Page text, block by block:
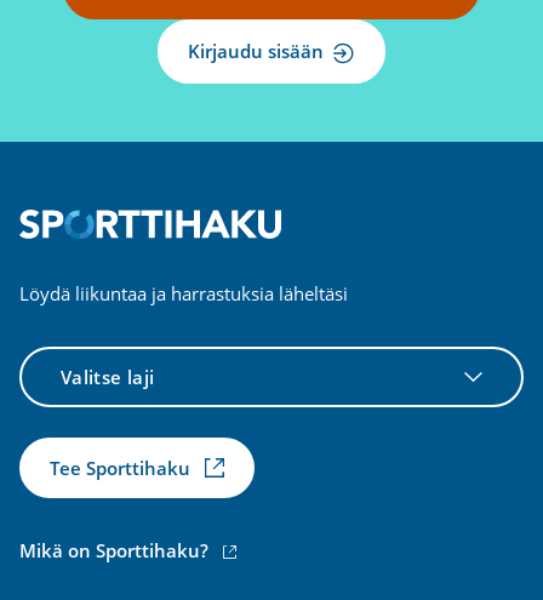
Kirjaudu sisään
Löydä liikuntaa ja harrastuksia läheltäsi
Valitse
laji
Tee Sporttihaku
Mikä on Sporttihaku? (ulkoinen